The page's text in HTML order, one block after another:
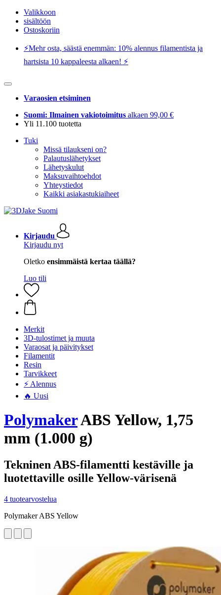
Valikkoon
sisältöön
Ostoskoriin
⚡️Mehr osta, säästä enemmän: 10% alennus filamentista ja
hartsista 10 kappaleesta alkaen! ⚡️
Varaosien etsiminen
Suomi: Ilmainen vakiotoimitus alkaen 99,00 €
Yli 11.100 tuotetta
Tuki
Missä tilaukseni on?
Palautuslähetykset
Lähetyskulut
Maksuvaihtoehdot
Yhteystiedot
Kaikki asiakastukiaiheet
Kirjaudu
Kirjaudu nyt
Oletko ensimmäistä kertaa täällä?
Luo tili
Merkit
3D-tulostimet ja muuta
Varaosat ja päivitykset
Filamentit
Resin
Tarvikkeet
⚡ Alennus
🔥 Uusi
PolymakerABS Yellow, 1,75
mm (1.000 g)
Tekninen ABS-filamentti kestäville ja
luotettaville osille Yellow-värisenä
4 tuotearvostelua
Polymaker ABS Yellow